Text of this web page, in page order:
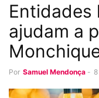
Entidades
ajudam a
Por Samuel Mendonça -